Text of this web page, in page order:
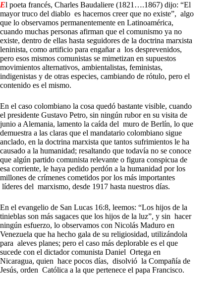
El poeta francés, Charles Baudaliere (1821….1867) dijo: “El
mayor truco del diablo es hacernos creer que no existe”, algo
que lo observamos permanentemente en Latinoamérica,
cuando muchas personas afirman que el comunismo ya no
existe, dentro de ellas hasta seguidores de la doctrina marxista
leninista, como artificio para engañar a los desprevenidos,
pero esos mismos comunistas se mimetizan en supuestos
movimientos alternativos, ambientalistas, feministas,
indigenistas y de otras especies, cambiando de rótulo, pero el
contenido es el mismo.
En el caso colombiano la cosa quedó bastante visible, cuando
el presidente Gustavo Petro, sin ningún rubor en su visita de
junio a Alemania, lamento la caída del muro de Berlín, lo que
demuestra a las claras que el mandatario colombiano sigue
anclado, en la doctrina marxista que tantos sufrimientos le ha
causado a la humanidad; resaltando que todavía no se conoce
que algún partido comunista relevante o figura conspicua de
esa corriente, le haya pedido perdón a la humanidad por los
millones de crímenes cometidos por los más importantes
líderes del marxismo, desde 1917 hasta nuestros días.
En el evangelio de San Lucas 16:8, leemos: “Los hijos de la
tinieblas son más sagaces que los hijos de la luz”, y sin hacer
ningún esfuerzo, lo observamos con Nicolás Maduro en
Venezuela que ha hecho gala de su religiosidad, utilizándola
para aleves planes; pero el caso más deplorable es el que
sucede con el dictador comunista Daniel Ortega en
Nicaragua, quien hace pocos días, disolvió la Compañía de
Jesús, orden Católica a la que pertenece el papa Francisco.